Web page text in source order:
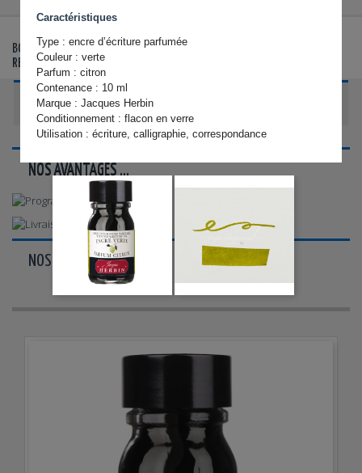
BOUTIQUE AGRÉÉE WATERMAN©- VENTE DE STYLOS WATERMAN
RECHARGES, ÉTUIS ET PARURES
CATÉGORIES
NOS AVANTAGES ...
NOS PAIEMENTS ...
Caractéristiques
Type : encre d’écriture parfumée
Couleur : verte
Parfum : citron
Contenance : 10 ml
Marque : Jacques Herbin
Conditionnement : flacon en verre
Utilisation : écriture, calligraphie, correspondance